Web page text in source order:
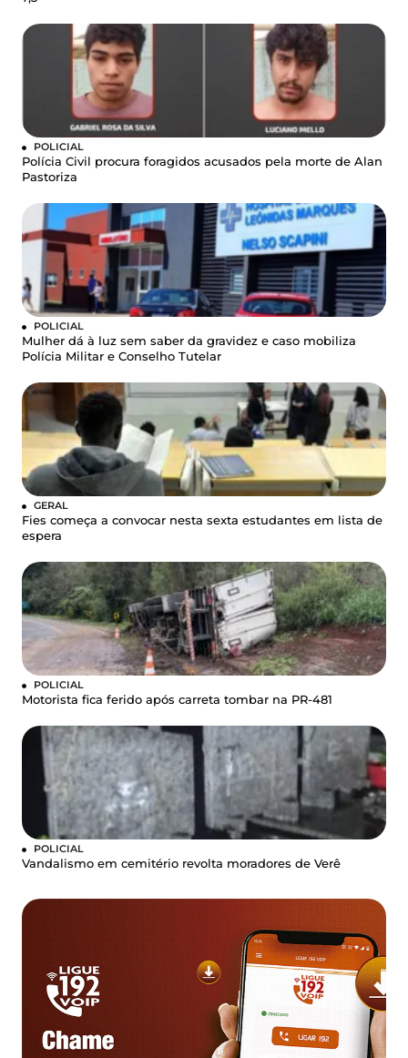
POLICIAL
Polícia Civil procura foragidos acusados pela morte de Alan
Pastoriza
POLICIAL
Mulher dá à luz sem saber da gravidez e caso mobiliza
Polícia Militar e Conselho Tutelar
GERAL
Fies começa a convocar nesta sexta estudantes em lista de
espera
POLICIAL
Motorista fica ferido após carreta tombar na PR-481
POLICIAL
Vandalismo em cemitério revolta moradores de Verê